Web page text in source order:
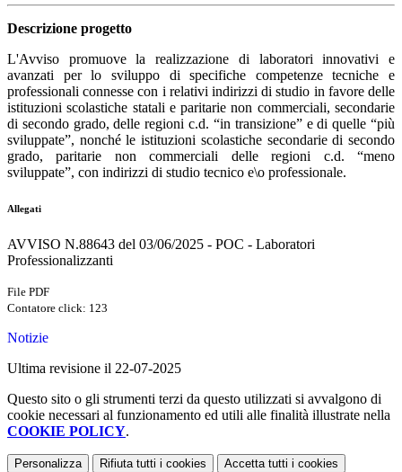
Descrizione progetto
L'Avviso promuove la realizzazione di laboratori innovativi e
avanzati per lo sviluppo di specifiche competenze tecniche e
professionali connesse con i relativi indirizzi di studio in favore delle
istituzioni scolastiche statali e paritarie non commerciali, secondarie
di secondo grado, delle regioni c.d. “in transizione” e di quelle “più
sviluppate”, nonché le istituzioni scolastiche secondarie di secondo
grado, paritarie non commerciali delle regioni c.d. “meno
sviluppate”, con indirizzi di studio tecnico e\o professionale.
Allegati
AVVISO N.88643 del 03/06/2025 - POC - Laboratori
Professionalizzanti
File PDF
Contatore click: 123
Notizie
Ultima revisione il 22-07-2025
Questo sito o gli strumenti terzi da questo utilizzati si avvalgono di
cookie necessari al funzionamento ed utili alle finalità illustrate nella
COOKIE POLICY.
Personalizza Rifiuta tutti i cookies Accetta tutti i cookies